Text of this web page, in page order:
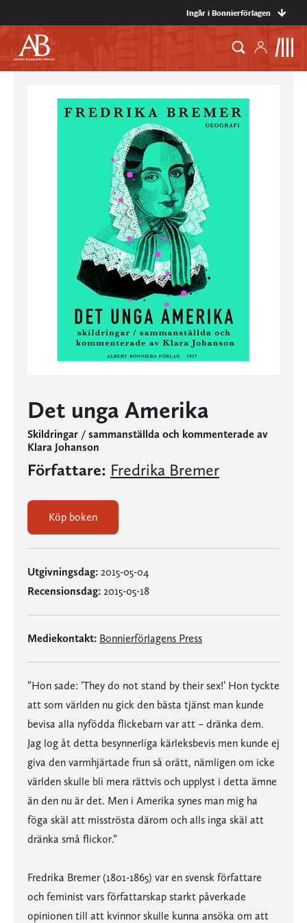
Ingår i Bonnierförlagen
Det unga Amerika
Skildringar / sammanställda och kommenterade av
Klara Johanson
Författare: Fredrika Bremer
Köp boken
Utgivningsdag: 2015-05-04
Recensionsdag: 2015-05-18
Mediekontakt: Bonnierförlagens Press
”Hon sade: ’They do not stand by their sex!’ Hon tyckte
att som världen nu gick den bästa tjänst man kunde
bevisa alla nyfödda flickebarn var att – dränka dem.
Jag log åt detta besynnerliga kärleksbevis men kunde ej
giva den varmhjärtade frun så orätt, nämligen om icke
världen skulle bli mera rättvis och upplyst i detta ämne
än den nu är det. Men i Amerika synes man mig ha
föga skäl att misströsta därom och alls inga skäl att
dränka små flickor.”
Fredrika Bremer (1801-1865) var en svensk författare
och feminist vars författarskap starkt påverkade
opinionen till att kvinnor skulle kunna ansöka om att